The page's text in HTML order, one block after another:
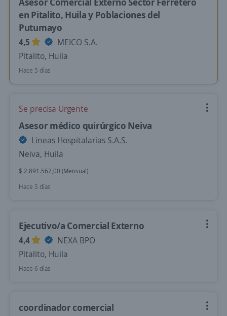
en Pitalito, Huila y Poblaciones del
Putumayo
4,5
MEICO S.A.
Pitalito, Huila
Hace 5 días
Se precisa Urgente
Asesor médico quirúrgico Neiva
Lineas Hospitalarias S.A.S.
Neiva, Huila
$ 2.891.567,00 (Mensual)
Hace 5 días
Ejecutivo/a Comercial Externo
4,4
NEXA BPO
Pitalito, Huila
Hace 6 días
coordinador comercial